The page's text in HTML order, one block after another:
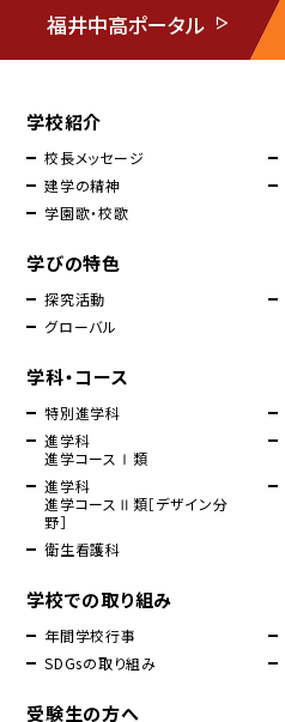
福井中高ポータル
学校紹介
校長メッセージ
建学の精神
学園歌・校歌
学びの特色
探究活動
グローバル
学科・コース
特別進学科
進学科
進学コースⅠ類
進学科
進学コースⅡ類［デザイン分
野］
衛生看護科
学校での取り組み
年間学校行事
SDGsの取り組み
受験生の方へ